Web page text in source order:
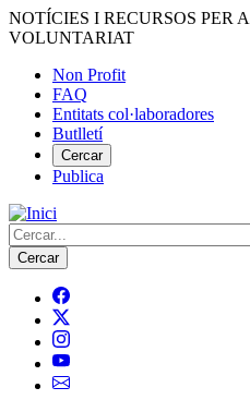
Vés
al
NOTÍCIES I RECURSOS PER
VOLUNTARIAT
Menú
del
compte
d'usuari
Non Profit
FAQ
Entitats col·laboradores
Butlletí
Cercar
Publica
Cerca